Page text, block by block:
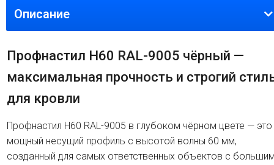
Описание
Профнастил H60 RAL-9005 чёрный —
максимальная прочность и строгий
для кровли
Профнастил H60 RAL-9005 в глубоком чёрном цвете — это
мощный несущий профиль с высотой волны 60 мм,
созданный для самых ответственных объектов с